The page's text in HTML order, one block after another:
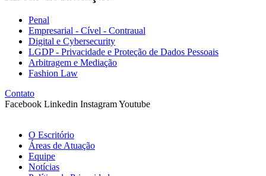
Penal
Empresarial - Cível - Contraual
Digital e Cybersecurity
LGDP - Privacidade e Proteção de Dados Pessoais
Arbitragem e Mediação
Fashion Law
Contato
Facebook Linkedin InstagramYoutube
O Escritório
Áreas de Atuação
Equipe
Notícias